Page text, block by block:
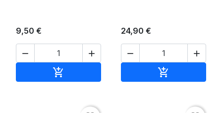
9,50 €
 

24,90 €
 
